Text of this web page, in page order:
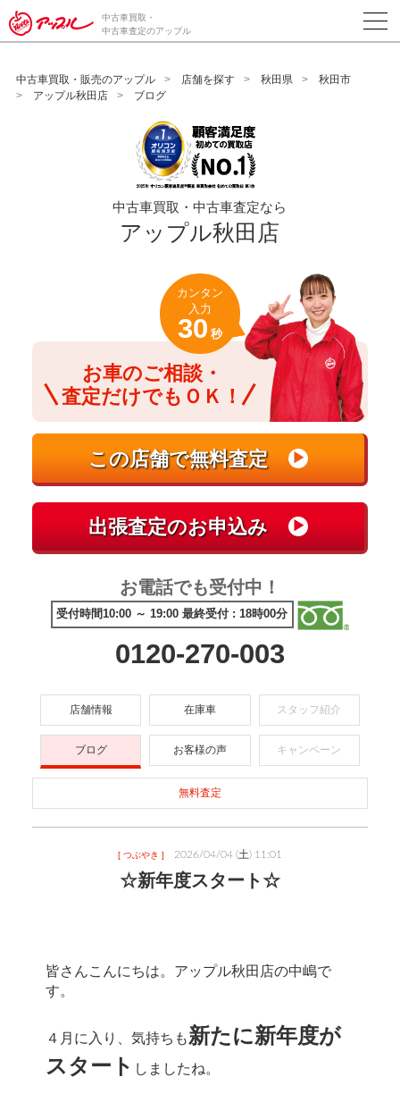
/*ABテスト_新規査定フォームの為のCVボタン*/
中古車買取・
中古車査定のアップル
中古車買取・販売のアップル 店舗を探す 秋田県
秋田市
アップル秋田店
ブログ
中古車買取・中古車査定なら
アップル秋田店
お車のご相談・
査定だけでもＯＫ！
カンタン
入力
30 秒
お電話でも受付中！
受付時間10:00 ～ 19:00 最終受付 : 18時00分
0120-270-003
店舗情報 在庫車 スタッフ紹介
ブログ お客様の声 キャンペーン
無料査定
[ つぶやき ] 2026/04/04 (土) 11:01
☆新年度スタート☆
皆さんこんにちは。アップル秋田店の中嶋で
す。
４月に入り、気持ちも新たに新年度が
スタート しましたね。